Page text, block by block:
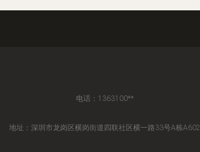
电话：1363100**
地址：深圳市龙岗区横岗街道四联社区横一路33号A栋A602